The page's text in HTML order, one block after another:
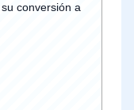
conversión a